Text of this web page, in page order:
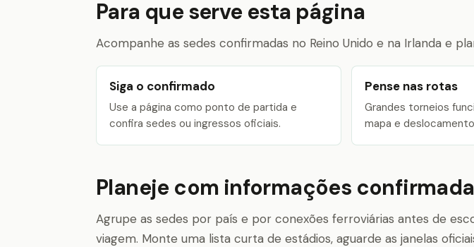
Para que serve esta página
Acompanhe as sedes confirmadas no Reino Unido e na Irlanda e
Siga o confirmado
Use a página como ponto de partida e
confira sedes ou ingressos oficiais.
Pense nas rotas
Grandes torneios
mapa e
Planeje com informações
Agrupe as sedes por país e por conexões ferroviárias antes de
viagem. Monte uma lista curta de estádios, aguarde as janelas